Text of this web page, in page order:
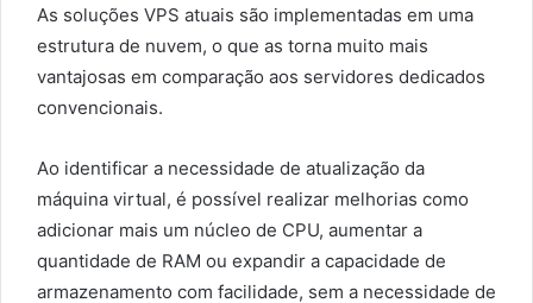
As soluções VPS atuais são implementadas em uma
estrutura de nuvem, o que as torna muito mais
vantajosas em comparação aos servidores dedicados
convencionais.
Ao identificar a necessidade de atualização da
máquina virtual, é possível realizar melhorias como
adicionar mais um núcleo de CPU, aumentar a
quantidade de RAM ou expandir a capacidade de
armazenamento com facilidade, sem a necessidade de